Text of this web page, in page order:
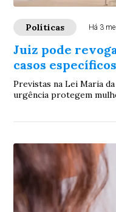
Políticas Há 3
Juiz pode
casos específicos
Previstas na Lei Maria
urgência protegem